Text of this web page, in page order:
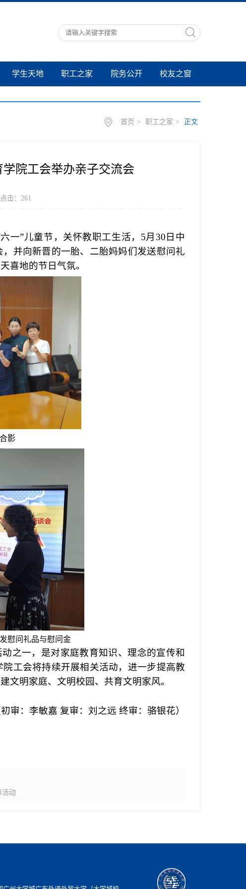
学生天地 职工之家 院务公开 校友之窗
首页 > 职工之家 > 正文
院工会举办亲子交流会
击： 261
六一”儿童节，关怀教职工生活， 5月 30 日中
，并向新晋的一胎、 二胎妈妈们发送慰问礼
喜地的节日气氛。
影
慰问礼品与慰问金
动之一，是对家庭教育知识、理念的宣传和
院工会将持续开展相关活动，进一步提高教
文明家庭、 文明校园、 共育文明家风。
初审：李敏嘉 复审：刘之远 终审：骆银花）
活动